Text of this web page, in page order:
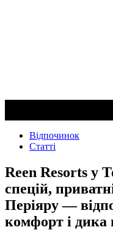
Відпочинок
Статті
Reen Resorts у
спецій,
Періяру —
комфорт і дика